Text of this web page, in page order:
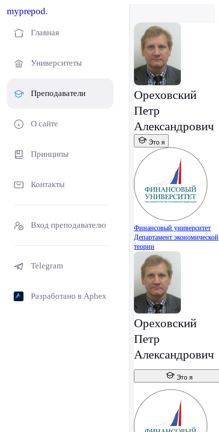
myprepod.
Главная
Университеты
Преподаватели
О сайте
Принципы
Контакты
Вход преподавателю
Telegram
Разработано в Aphex
Ореховский
Петр
Александрович
Это я
Финансовый университет
Департамент экономической
теории
Ореховский
Петр
Александрович
Это я